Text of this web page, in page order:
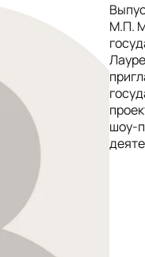
М.П.
шоу-